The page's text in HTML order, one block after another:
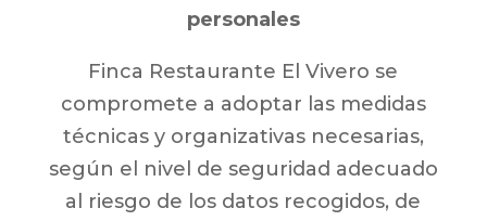
personales
Finca Restaurante El Vivero se
compromete a adoptar las medidas
técnicas y organizativas necesarias,
según el nivel de seguridad adecuado
al riesgo de los datos recogidos, de